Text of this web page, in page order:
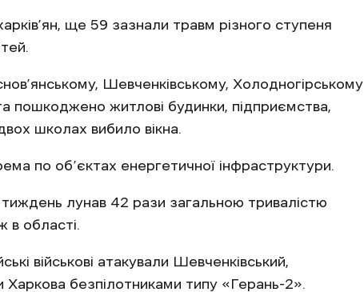
ще 59 зазнали травм різного ступеня
Шевченківському, Холодногірському
пошкоджено житлові будинки, підприємства,
школах вибило вікна.
по об’єктах енергетичної інфраструктури.
тиждень лунав 42 рази загальною тривалістю
в області.
військові атакували Шевченківський,
Харкова безпілотниками типу «Герань-2».